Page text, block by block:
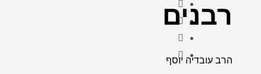
רבנים
הרב עובדיה יוסף